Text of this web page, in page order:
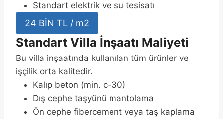
Standart elektrik ve su tesisatı
24 BİN TL / m2
Standart Villa İnşaatı Maliyeti
Bu villa inşaatında kullanılan tüm ürünler ve
işçilik orta kalitedir.
Kalıp beton (min. c-30)
Dış cephe taşyünü mantolama
Ön cephe fibercement veya taş kaplama